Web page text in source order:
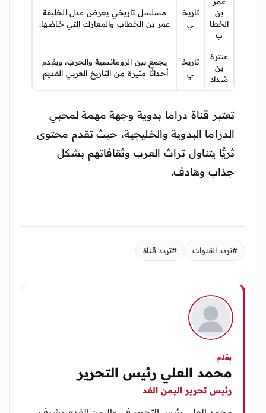
بن
الخطا
ب
تاريخ
ي
مسلسل تاريخي يعرض عدل الخليفة
عمر بن الخطاب والمعارك التي خاضها.
عنترة
بن
شداد
تاريخ
ي
يجمع بين الرومانسية والحرب، ويقدم
أحداثًا مثيرة من التاريخ العربي القديم.
تعتبر قناة دراما بدوية وجهة مهمة لمحبي
الدراما البدوية والخليجية، حيث تقدم محتوى
ثريًّا يتناول تراث العرب وثقافاتهم بشكل
جذاب وهادف.
#تردد القنوات #تردد قناة
بقلم
محمد العلي رئيس التحرير
رئيس تحرير اليمن الغد